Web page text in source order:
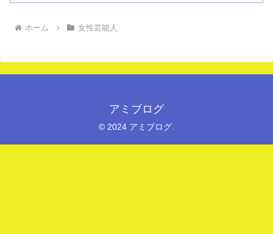
ホーム 女性芸能人
アミブログ
© 2024 アミブログ.